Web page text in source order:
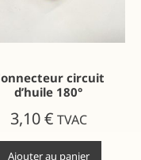
circuit
d’huile 180°
3,10€ TVAC
Ajouter au panier